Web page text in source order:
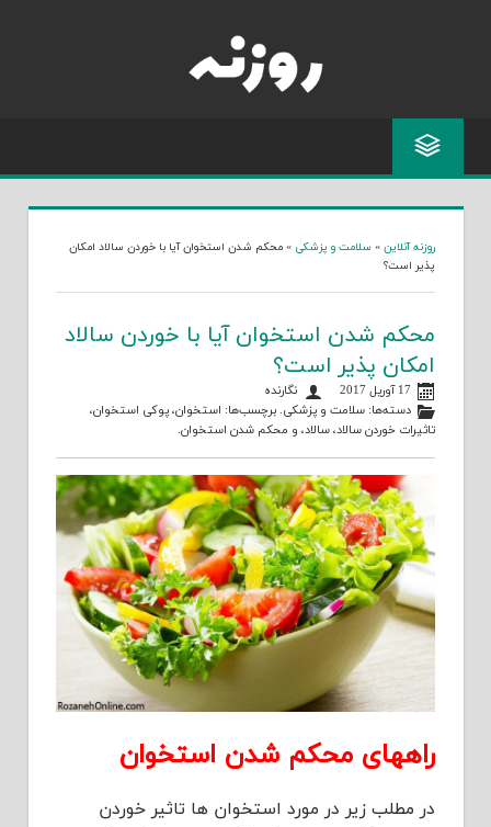
روزنه آنلاین » سلامت و پزشکی » محکم شدن استخوان آیا با خوردن سالاد امکان
پذیر است؟
محکم شدن استخوان آیا با خوردن سالاد
امکان پذیر است؟
17 آوریل 2017
نگارنده
دسته‌ها:سلامت و پزشکی. برچسب‌ها: استخوان،پوکی استخوان،
تاثیرات خوردن سالاد، سالاد، و محکم شدن استخوان.
راههای محکم شدن استخوان
در مطلب زیر در مورد استخوان ها تاثیر خوردن